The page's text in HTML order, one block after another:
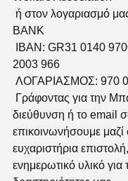
BANK
2003 966
ΛΟΓΑΡΙΑΣΜΟΣ: 970
διεύθυνση ή το email
επικοινωνήσουμε μαζί
ευχαριστήρια
ενημερωτικό υλικό για